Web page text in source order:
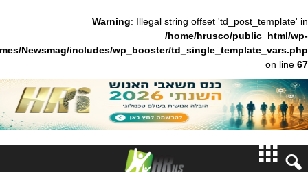
Warning: Illegal string offset
/home/hrusco/
content/themes/Newsmag/includes/wp_booster/